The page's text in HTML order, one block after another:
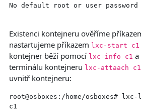
No default root or user password
Existenci kontejneru ověříme
nastartujeme příkazem lxc-start c1
kontejner běží pomocí lxc-info c1 a
terminálu kontejneru lxc-attaach c1
uvnitř kontejneru:
root@osboxes:/home/osboxes# lxc-
c1